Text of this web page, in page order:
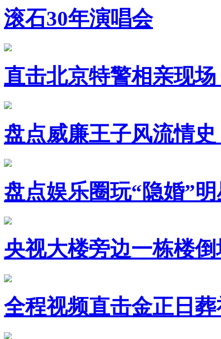
滚石30年演唱会
直击北京特警相亲现
盘点威廉王子风流情
盘点娱乐圈玩“隐婚”
央视大楼旁边一栋楼倒
全程视频直击金正日葬